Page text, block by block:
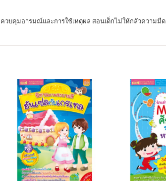
วบคุมอารมณ์และการใช้เหตุผล สอนเด็กไม่ให้กลัวความมืด